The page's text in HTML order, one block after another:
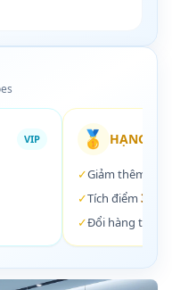
VIP 🥇 HẠNG
✓Giảm thêm
✓Tích điểm 3%
✓Đổi hàng trong